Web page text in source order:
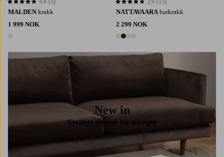
MALDEN krakk
1 999 NOK
1 farge
4,6 basert på 5 karaktergivninger
4,6 (5)
NATTAVAARA barkrakk
2 299 NOK
4 farger
3,9 basert på 15 karaktergivninger
3,9 (15)
New in
Utvalgte nyheter fra sesongen